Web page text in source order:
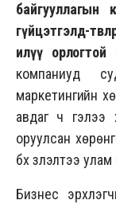
байгууллагын
гүйцэтгэлд-
илүү орлогтой
компаниуд
маркетингийн
авдаг ч гэлээ
оруулсан
бүх үзүүлэлтээ
Бизнес